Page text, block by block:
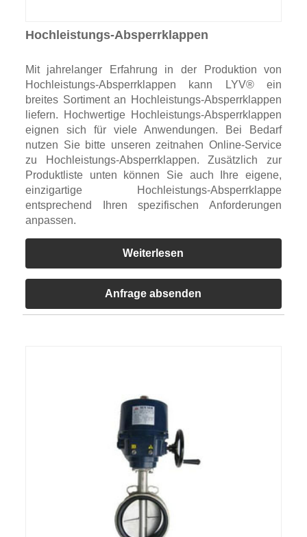
Hochleistungs-Absperrklappen
Mit jahrelanger Erfahrung in der Produktion von
Hochleistungs-Absperrklappen kann LYV® ein
breites Sortiment an Hochleistungs-Absperrklappen
liefern. Hochwertige Hochleistungs-Absperrklappen
eignen sich für viele Anwendungen. Bei Bedarf
nutzen Sie bitte unseren zeitnahen Online-Service
zu Hochleistungs-Absperrklappen. Zusätzlich zur
Produktliste unten können Sie auch Ihre eigene,
einzigartige Hochleistungs-Absperrklappe
entsprechend Ihren spezifischen Anforderungen
anpassen.
Weiterlesen
Anfrage absenden